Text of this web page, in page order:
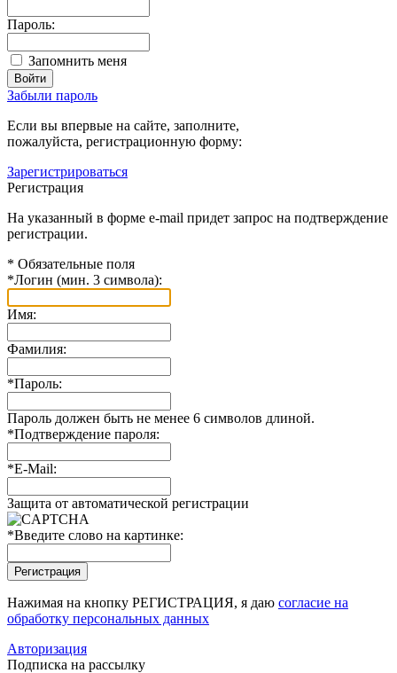
Пароль:
Запомнить меня
Забыли пароль
Если вы впервые на сайте, заполните,
пожалуйста, регистрационную форму:
Зарегистрироваться
Регистрация
На указанный в форме e-mail придет запрос на подтверждение
регистрации.
* Обязательные поля
*Логин (мин. 3 символа):
Имя:
Фамилия:
*Пароль:
Пароль должен быть не менее 6 символов длиной.
*Подтверждение пароля:
*E-Mail:
Защита от автоматической регистрации
*Введите слово на картинке:
Нажимая на кнопку РЕГИСТРАЦИЯ, я даю согласие на
обработку персональных данных
Авторизация
Подписка на рассылку